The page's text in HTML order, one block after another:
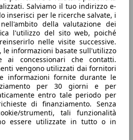
Salviamo il tuo indirizzo e-
inserisci per le ricerche salvate, i
della valutazione dei
l'utilizzo del sito web, poiché
nelle visite successive.
le informazioni basate sull'utilizzo
ai concessionari che contatti.
vengono utilizzati dai fornitori
informazioni fornite durante le
per 30 giorni e per
entro tale periodo per
di finanziamento. Senza
strumenti, tali funzionalità
essere utilizzate in tutto o in